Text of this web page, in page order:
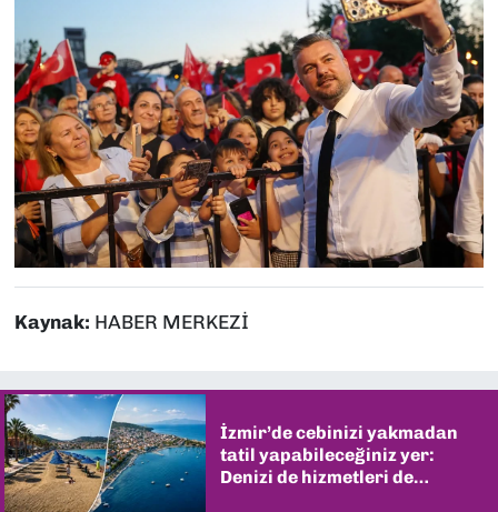
Kaynak: HABER MERKEZİ
İzmir’de cebinizi yakmadan
tatil yapabileceğiniz yer:
Denizi de hizmetleri de